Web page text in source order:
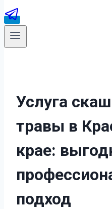
Услуга скаш
травы в Кра
крае: выгод
профессион
подход